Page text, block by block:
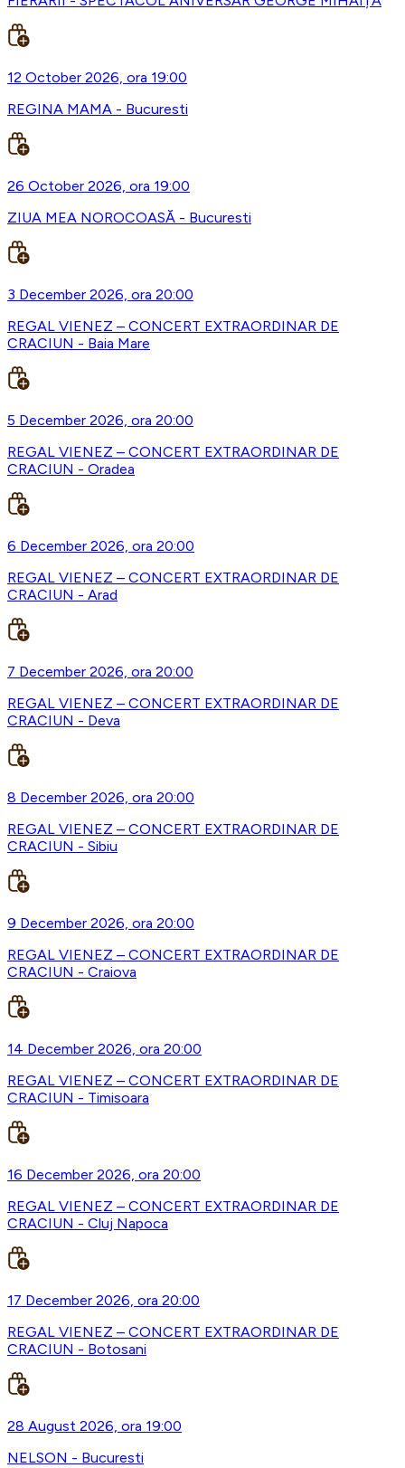
12 October 2026, ora 19:00
REGINA MAMA - Bucuresti
26 October 2026, ora 19:00
ZIUA MEA NOROCOASĂ - Bucuresti
3 December 2026, ora 20:00
REGAL VIENEZ – CONCERT EXTRAORDINAR DE
CRACIUN - Baia Mare
5 December 2026, ora 20:00
REGAL VIENEZ – CONCERT EXTRAORDINAR DE
CRACIUN - Oradea
6 December 2026, ora 20:00
REGAL VIENEZ – CONCERT EXTRAORDINAR DE
CRACIUN - Arad
7 December 2026, ora 20:00
REGAL VIENEZ – CONCERT EXTRAORDINAR DE
CRACIUN - Deva
8 December 2026, ora 20:00
REGAL VIENEZ – CONCERT EXTRAORDINAR DE
CRACIUN - Sibiu
9 December 2026, ora 20:00
REGAL VIENEZ – CONCERT EXTRAORDINAR DE
CRACIUN - Craiova
14 December 2026, ora 20:00
REGAL VIENEZ – CONCERT EXTRAORDINAR DE
CRACIUN - Timisoara
16 December 2026, ora 20:00
REGAL VIENEZ – CONCERT EXTRAORDINAR DE
CRACIUN - Cluj Napoca
17 December 2026, ora 20:00
REGAL VIENEZ – CONCERT EXTRAORDINAR DE
CRACIUN - Botosani
28 August 2026, ora 19:00
NELSON - Bucuresti